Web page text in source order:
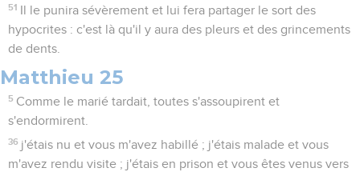
51
Il le punira sévèrement et lui fera partager le sort des
hypocrites : c'est là qu'il y aura des pleurs et des grincements
de dents.
Matthieu 25
5 Comme le marié tardait, toutes s'assoupirent et
s'endormirent.
36 j'étais nu et vous m'avez habillé ; j'étais malade et vous
m'avez rendu visite ; j'étais en prison et vous êtes venus vers